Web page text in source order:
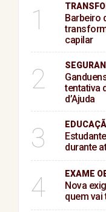
1
Barbeiro
capilar
2
tentativa
d’Ajuda
3
durante
4 EXAME
Nova
quem vai